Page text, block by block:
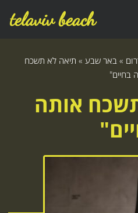
telaviv beach
»באר שבע » תיאה לא תשכח
בחיים"
אותה